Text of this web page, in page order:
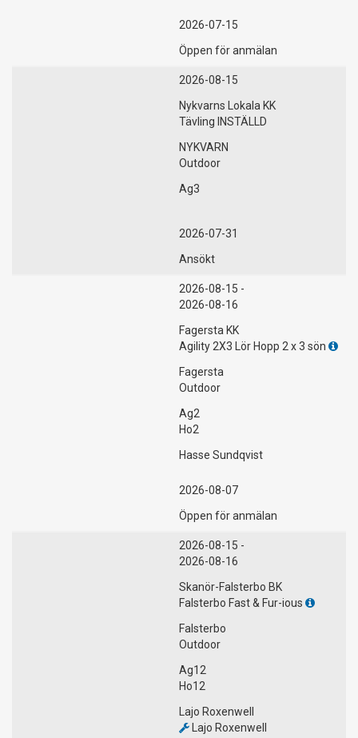
2026-07-15
Öppen för anmälan
2026-08-15
Nykvarns Lokala KK
Tävling INSTÄLLD
NYKVARN
Outdoor
Ag3
2026-07-31
Ansökt
2026-08-15 -
2026-08-16
Fagersta KK
Agility 2X3 Lör Hopp 2 x 3 sön
Fagersta
Outdoor
Ag2
Ho2
Hasse Sundqvist
2026-08-07
Öppen för anmälan
2026-08-15 -
2026-08-16
Skanör-Falsterbo BK
Falsterbo Fast & Fur-ious
Falsterbo
Outdoor
Ag12
Ho12
Lajo Roxenwell
Lajo Roxenwell